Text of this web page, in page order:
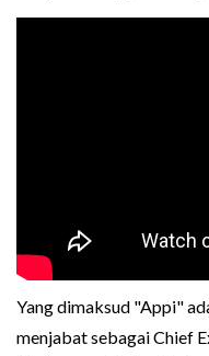
Yang dimaksud "Appi"
menjabat sebagai Chief